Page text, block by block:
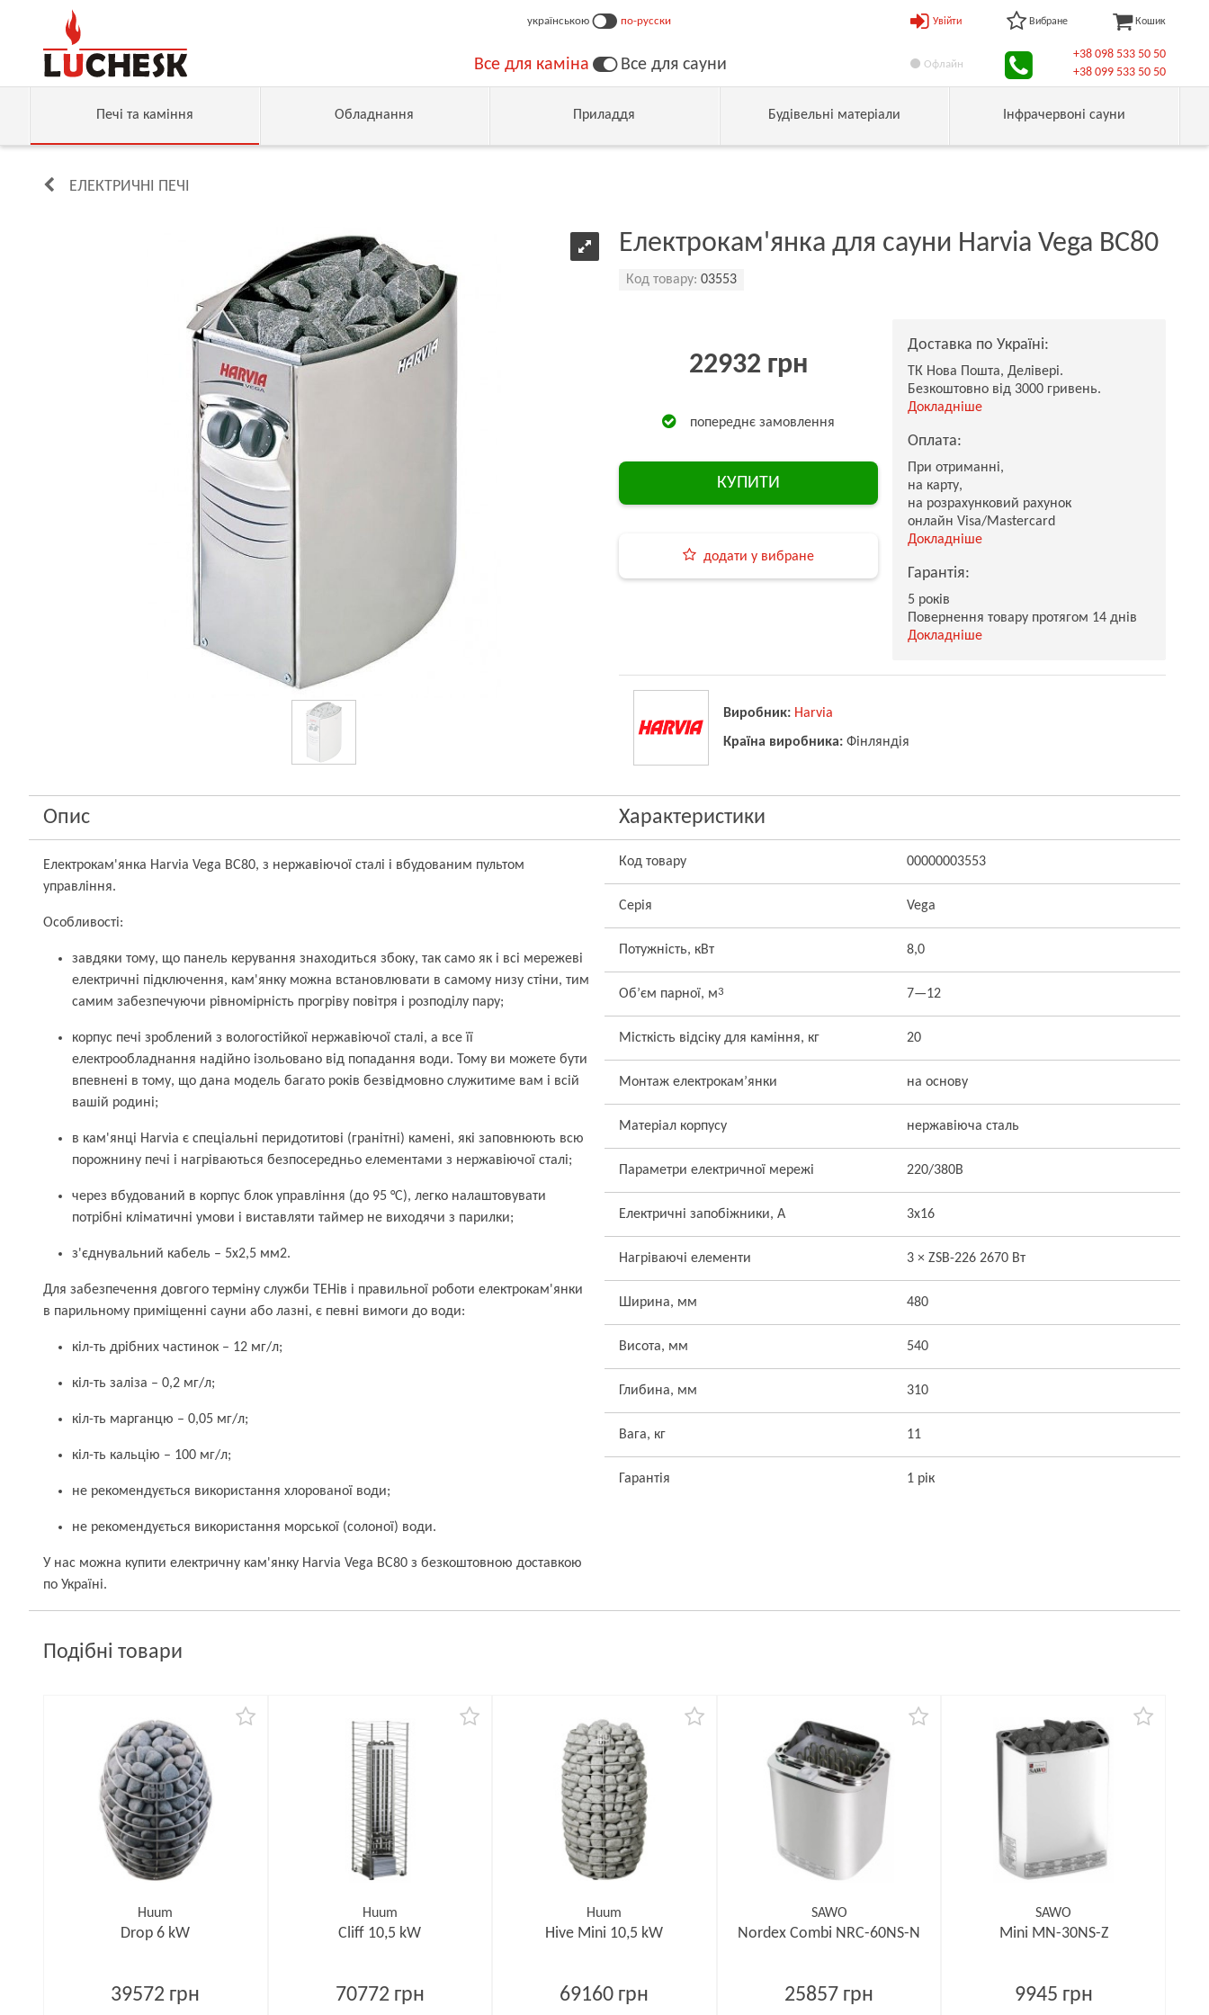
українською по-русски
Все для каміна Все для сауни
Увійти Вибране Кошик
Офлайн
+38 098 533 50 50
+38 099 533 50 50
Печі та каміння Обладнання Приладдя Будівельні матеріали Інфрачервоні сауни
ЕЛЕКТРИЧНІ ПЕЧІ
Електрокам'янка для сауни Harvia Vega BC80
Код товару: 03553
22932 грн
попереднє замовлення
КУПИТИ
додати у вибране
Доставка по Україні:
ТК Нова Пошта, Делівері.
Безкоштовно від 3000 гривень.
Докладніше
Оплата:
При отриманні,
на карту,
на розрахунковий рахунок
онлайн Visa/Mastercard
Докладніше
Гарантія:
5 років
Повернення товару протягом 14 днів
Докладніше
Виробник: Harvia
Країна виробника: Фінляндія
Опис
Електрокам'янка Harvia Vega BC80, з нержавіючої сталі і вбудованим пультом
управління.
Особливості:
завдяки тому, що панель керування знаходиться збоку, так само як і всі мережеві
електричні підключення, кам'янку можна встановлювати в самому низу стіни, тим
самим забезпечуючи рівномірність прогріву повітря і розподілу пару;
корпус печі зроблений з вологостійкої нержавіючої сталі, а все її
електрообладнання надійно ізольовано від попадання води. Тому ви можете бути
впевнені в тому, що дана модель багато років безвідмовно служитиме вам і всій
вашій родині;
в кам'янці Harvia є спеціальні перидотитові (гранітні) камені, які заповнюють всю
порожнину печі і нагріваються безпосередньо елементами з нержавіючої сталі;
через вбудований в корпус блок управління (до 95 °С), легко налаштовувати
потрібні кліматичні умови і виставляти таймер не виходячи з парилки;
з'єднувальний кабель – 5x2,5 мм2.
Для забезпечення довгого терміну служби ТЕНів і правильної роботи електрокам'янки
в парильному приміщенні сауни або лазні, є певні вимоги до води:
кіл-ть дрібних частинок – 12 мг/л;
кіл-ть заліза – 0,2 мг/л;
кіл-ть марганцю – 0,05 мг/л;
кіл-ть кальцію – 100 мг/л;
не рекомендується використання хлорованої води;
не рекомендується використання морської (солоної) води.
У нас можна купити електричну кам'янку Harvia Vega BC80 з безкоштовною доставкою
по Україні.
Характеристики
Код товару 00000003553
Серія Vega
Потужність, кВт 8,0
Об’єм парної, м3 7—12
Місткість відсіку для каміння, кг 20
Монтаж електрокам’янки на основу
Матеріал корпусу нержавіюча сталь
Параметри електричної мережі 220/380В
Електричні запобіжники, А 3x16
Нагріваючі елементи 3 × ZSB-226 2670 Вт
Ширина, мм 480
Висота, мм 540
Глибина, мм 310
Вага, кг 11
Гарантія 1 рік
Подібні товари
Huum
Drop 6 kW
39572 грн
Huum
Cliff 10,5 kW
70772 грн
Huum
Hive Mini 10,5 kW
69160 грн
SAWO
Nordex Combi NRC-60NS-N
25857 грн
SAWO
Mini MN-30NS-Z
9945 грн